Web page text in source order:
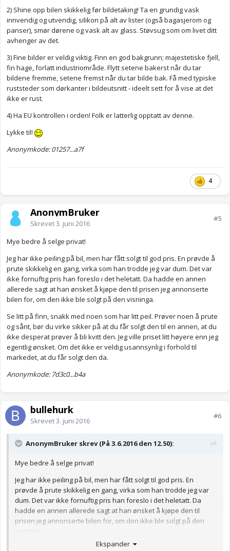
2) Shine opp bilen skikkelig før bildetaking! Ta en grundig vask
innvendig og utvendig, silikon på alt av lister (også bagasjerom og
panser), smør dørene og vask alt av glass. Støvsug som om livet ditt
avhenger av det.
3) Fine bilder er veldig viktig. Finn en god bakgrunn; majestetiske fjell,
fin hage, forlatt industriområde. Flytt setene bakerst når du tar
bildene fremme, setene fremst når du tar bilde bak. Få med typiske
ruststeder som dørkanter i bildeutsnitt - ideelt sett for å vise at det
ikke er rust.
4) Ha EU kontrollen i orden! Folk er latterlig opptatt av denne.
Lykke til!
Anonymkode: 01257...a7f
4
AnonymBruker
Skrevet3. juni 2016
#5
Mye bedre å selge privat!
Jeg har ikke peiling på bil, men har fått solgt til god pris. En prøvde å
prute skikkelig en gang, virka som han trodde jeg var dum. Det var
ikke fornuftig pris han foreslo i det heletatt. Da hadde en annen
allerede sagt at han ønsket å kjøpe den til prisen jeg annonserte
bilen for, om den ikke ble solgt på den visninga.
Se litt på finn, snakk med noen som har litt peil. Prøver noen å prute
og sånt, bør du virke sikker på at du får solgt den til en annen, at du
ikke desperat prøver å bli kvitt den. Jeg ville priset litt høyere enn jeg
egentlig ønsket. Om det ikke er veldig usannsynlig i forhold til
markedet, at du får solgt den da.
Anonymkode: 7d3c0...b4a
bullehurk
Skrevet3. juni 2016
#6
AnonymBruker skrev (På 3.6.2016 den 12.50):
Mye bedre å selge privat!
Jeg har ikke peiling på bil, men har fått solgt til god pris. En
prøvde å prute skikkelig en gang, virka som han trodde jeg var
dum. Det var ikke fornuftig pris han foreslo i det heletatt. Da
hadde en annen allerede sagt at han ønsket å kjøpe den til
prisen jeg annonserte bilen for, om den ikke ble solgt på den
Se litt på finn, snakk med noen som har litt peil. Prøver noen å
Ekspander